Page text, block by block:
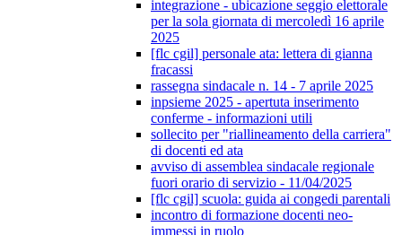
integrazione - ubicazione seggio elettorale
per la sola giornata di mercoledì 16 aprile
2025
[flc cgil] personale ata: lettera di gianna
fracassi
rassegna sindacale n. 14 - 7 aprile 2025
inpsieme 2025 - apertuta inserimento
conferme - informazioni utili
sollecito per "riallineamento della carriera"
di docenti ed ata
avviso di assemblea sindacale regionale
fuori orario di servizio - 11/04/2025
[flc cgil] scuola: guida ai congedi parentali
incontro di formazione docenti neo-
immessi in ruolo